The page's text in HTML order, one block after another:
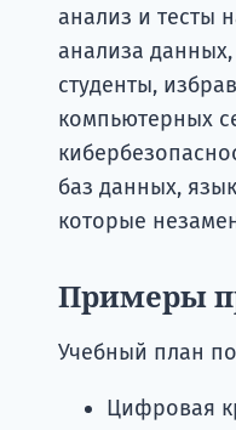
анализ и тесты
анализа
студенты,
компьютерных
баз данных,
которые
Примеры
Учебный план
Цифровая